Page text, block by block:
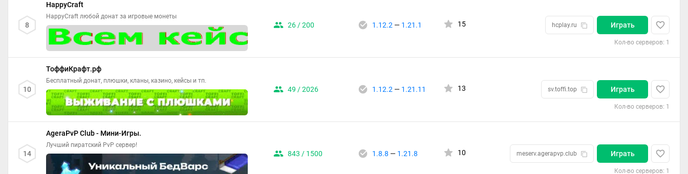
8
HappyCraft
HappyCraft любой донат за игровые монеты
26 / 200 1.12.2 — 1.21.1 15 hcplay.ru Играть
Кол-во серверов: 1
10
ТоффиКрафт.рф
Бесплатный донат, плюшки, кланы, казино, кейсы и тп.
49 / 2026 1.12.2 — 1.21.11 13 sv.toffi.top Играть
Кол-во серверов: 1
14
AgeraPvP Club - Мини-Игры.
Лучший пиратский PvP сервер!
843 / 1500 1.8.8 — 1.21.8 10 meserv.agerapvp.club Играть
Кол-во серверов: 1